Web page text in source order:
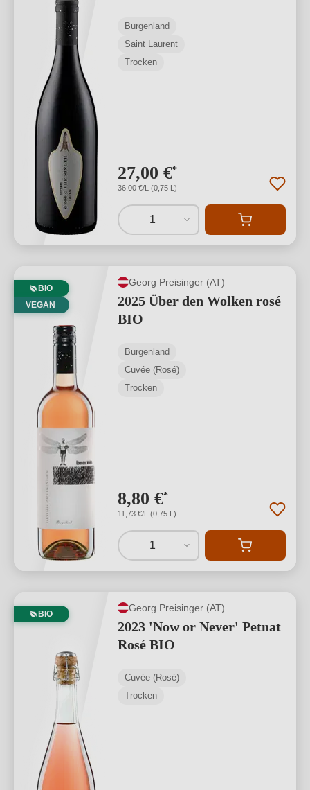
Burgenland
Saint Laurent
Trocken
27,00 €*
36,00 €/L (0,75 L)
1
BIO
VEGAN
Georg Preisinger (AT)
2025 Über den Wolken rosé
BIO
Burgenland
Cuvée (Rosé)
Trocken
8,80 €*
11,73 €/L (0,75 L)
1
BIO
Georg Preisinger (AT)
2023 'Now or Never' Petnat
Rosé BIO
Cuvée (Rosé)
Trocken